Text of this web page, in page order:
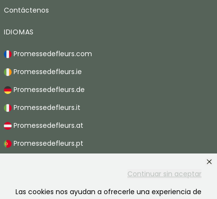
Continuar sin aceptar
Las cookies nos ayudan a ofrecerle una experiencia de
Contáctenos
IDIOMAS
Promessedefleurs.com
Promessedefleurs.ie
Promessedefleurs.de
Promessedefleurs.it
Promessedefleurs.at
Promessedefleurs.pt
Promessedefleurs.ch